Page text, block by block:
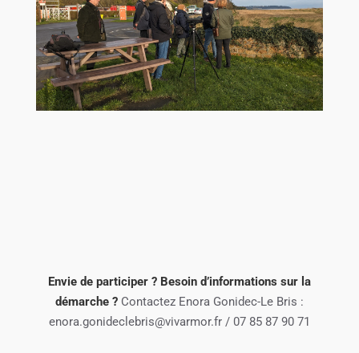
Envie de participer ? Besoin d’informations sur la
démarche ? Contactez Enora Gonidec-Le Bris :
enora.gonideclebris@vivarmor.fr / 07 85 87 90 71